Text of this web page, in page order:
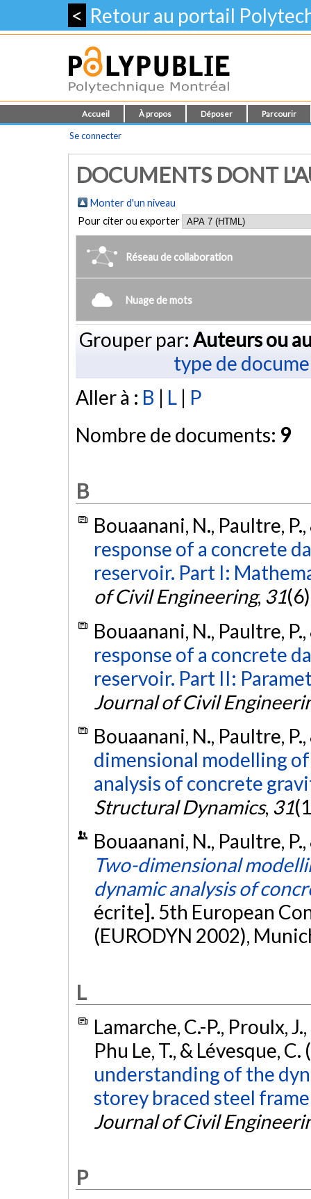
< Retour au portail
Accueil À propos Déposer Parcourir
Se connecter
DOCUMENTS DONT
Monter d'un niveau
Pour citer ou exporter
Réseau de collaboration
Nuage de mots
Grouper par: Auteurs ou
type de
Aller à : B | L | P
Nombre de documents: 9
B
Bouaanani, N., Paultre,
response of a concrete
reservoir. Part I:
of Civil Engineering, 31
Bouaanani, N., Paultre,
response of a concrete
reservoir. Part II:
Journal of Civil
Bouaanani, N., Paultre,
dimensional modelling
analysis of concrete
Structural Dynamics, 31
Bouaanani, N., Paultre,
Two-dimensional
dynamic analysis of
écrite]. 5th European
(EURODYN 2002),
L
Lamarche, C.-P., Proulx,
Phu Le, T., & Lévesque,
understanding of the
storey braced steel
Journal of Civil
P